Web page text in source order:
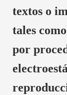
textos o
tales
por